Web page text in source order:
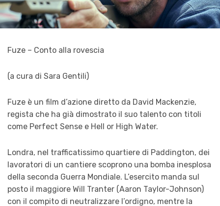
Fuze – Conto alla rovescia
(a cura di Sara Gentili)
Fuze è un film d’azione diretto da David Mackenzie,
regista che ha già dimostrato il suo talento con titoli
come Perfect Sense e Hell or High Water.
Londra, nel trafficatissimo quartiere di Paddington, dei
lavoratori di un cantiere scoprono una bomba inesplosa
della seconda Guerra Mondiale. L’esercito manda sul
posto il maggiore Will Tranter (Aaron Taylor-Johnson)
con il compito di neutralizzare l’ordigno, mentre la